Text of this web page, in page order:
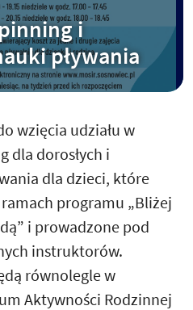
i
pływania
wzięcia udziału w
dla dorosłych i
dla dzieci, które
programu „Bliżej
i prowadzone pod
instruktorów.
równolegle w
Aktywności Rodzinnej